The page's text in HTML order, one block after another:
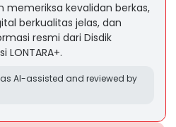
memeriksa kevalidan berkas,
berkualitas jelas, dan
resmi dari Disdik
LONTARA+.
AI-assisted and reviewed by